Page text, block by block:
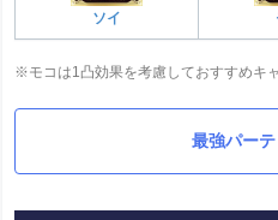
ソイ
※モコは1凸効果を考慮しておすすめキ
最強パー